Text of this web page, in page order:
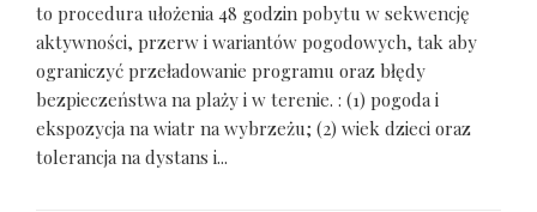
to procedura ułożenia 48 godzin pobytu w sekwencję
aktywności, przerw i wariantów pogodowych, tak aby
ograniczyć przeładowanie programu oraz błędy
bezpieczeństwa na plaży i w terenie. : (1) pogoda i
ekspozycja na wiatr na wybrzeżu; (2) wiek dzieci oraz
tolerancja na dystans i...